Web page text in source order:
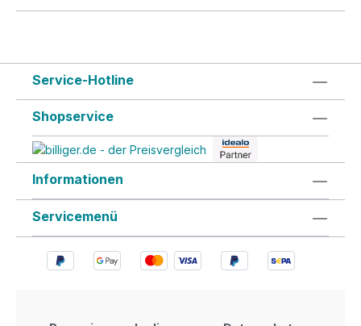
Service-Hotline
Shopservice
Informationen
Servicemenü